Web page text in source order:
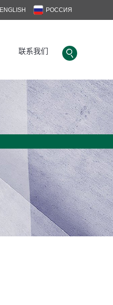
ENGLISH РОССИЯ
联系我们